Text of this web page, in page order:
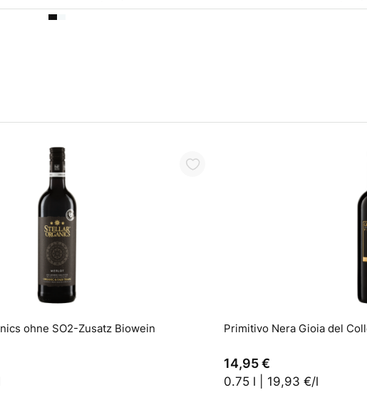
ohne SO2-Zusatz Biowein
14,95 €
0.75 l | 19,93 €/l